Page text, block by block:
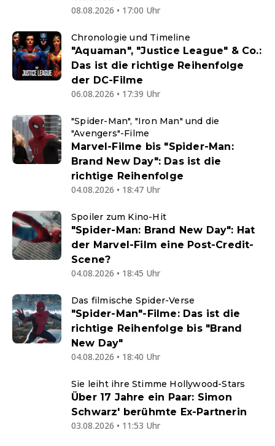
08.08.2026 • 17:00 Uhr
Chronologie und Timeline
"Aquaman", "Justice League" & Co.:
Das ist die richtige Reihenfolge
der DC-Filme
06.08.2026 • 17:39 Uhr
"Spider-Man", "Iron Man" und die
"Avengers"-Filme
Marvel-Filme bis "Spider-Man:
Brand New Day": Das ist die
richtige Reihenfolge
04.08.2026 • 18:47 Uhr
Spoiler zum Kino-Hit
"Spider-Man: Brand New Day": Hat
der Marvel-Film eine Post-Credit-
Scene?
04.08.2026 • 18:45 Uhr
Das filmische Spider-Verse
"Spider-Man"-Filme: Das ist die
richtige Reihenfolge bis "Brand
New Day"
04.08.2026 • 18:40 Uhr
Sie leiht ihre Stimme Hollywood-Stars
Über 17 Jahre ein Paar: Simon
Schwarz' berühmte Ex-Partnerin
03.08.2026 • 11:53 Uhr